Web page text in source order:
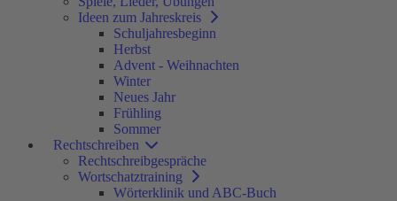
Ideen zum Jahreskreis
Schuljahresbeginn
Herbst
Advent - Weihnachten
Winter
Neues Jahr
Frühling
Sommer
Rechtschreiben
Rechtschreibgespräche
Wortschatztraining
Wörterklinik und ABC-Buch